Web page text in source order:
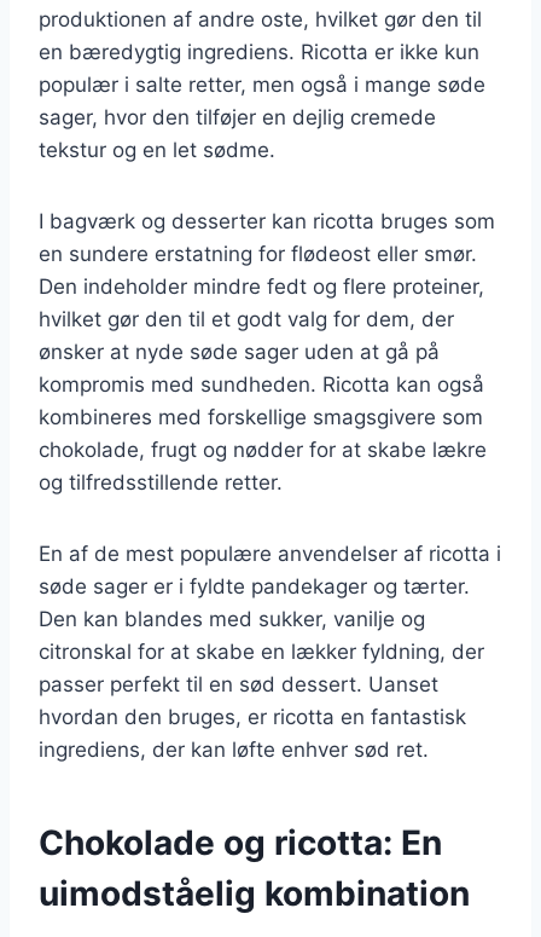
produktionen af andre oste, hvilket gør den til
en bæredygtig ingrediens. Ricotta er ikke kun
populær i salte retter, men også i mange søde
sager, hvor den tilføjer en dejlig cremede
tekstur og en let sødme.
I bagværk og desserter kan ricotta bruges som
en sundere erstatning for flødeost eller smør.
Den indeholder mindre fedt og flere proteiner,
hvilket gør den til et godt valg for dem, der
ønsker at nyde søde sager uden at gå på
kompromis med sundheden. Ricotta kan også
kombineres med forskellige smagsgivere som
chokolade, frugt og nødder for at skabe lækre
og tilfredsstillende retter.
En af de mest populære anvendelser af ricotta i
søde sager er i fyldte pandekager og tærter.
Den kan blandes med sukker, vanilje og
citronskal for at skabe en lækker fyldning, der
passer perfekt til en sød dessert. Uanset
hvordan den bruges, er ricotta en fantastisk
ingrediens, der kan løfte enhver sød ret.
Chokolade og ricotta: En
uimodståelig kombination